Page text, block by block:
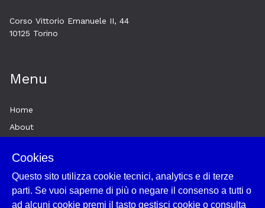
Corso Vittorio Emanuele II, 44
10125 Torino
Menu
Home
About
News
Historytelling
Cookie policy e utilizzo
Cookies
Questo sito utilizza cookie tecnici, analytics e di terze
parti. Se vuoi saperne di più o negare il consenso a tutti o
ad alcuni cookie premi il tasto gestisci cookie o consulta